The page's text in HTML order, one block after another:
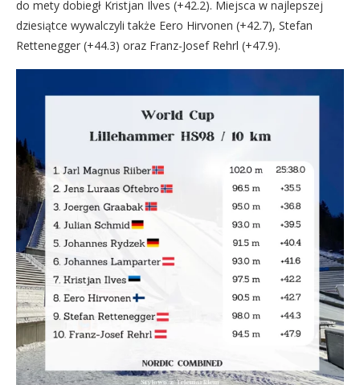
do mety dobiegł Kristjan Ilves (+42.2). Miejsca w najlepszej
dziesiątce wywalczyli także Eero Hirvonen (+42.7), Stefan
Rettenegger (+44.3) oraz Franz-Josef Rehrl (+47.9).